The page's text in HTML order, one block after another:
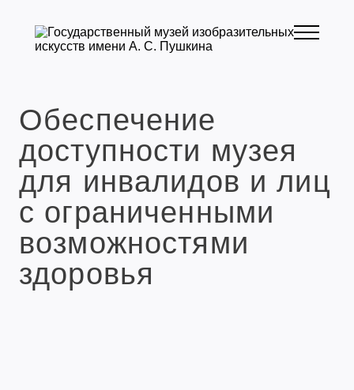
Обеспечение
доступности музея
для инвалидов и лиц
с ограниченными
возможностями
здоровья